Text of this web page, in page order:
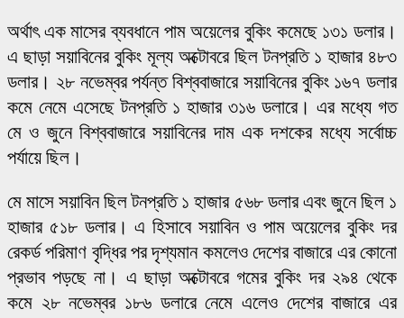
অর্থাৎ এক মাসের ব্যবধানে পাম অয়েলের বুকিং কমেছে ১৩১ ডলার।
এ ছাড়া সয়াবিনের বুকিং মূল্য অক্টোবরে ছিল টনপ্রতি ১ হাজার ৪৮৩
ডলার। ২৮ নভেম্বর পর্যন্ত বিশ্ববাজারে সয়াবিনের বুকিং ১৬৭ ডলার
কমে নেমে এসেছে টনপ্রতি ১ হাজার ৩১৬ ডলারে। এর মধ্যে গত
মে ও জুনে বিশ্ববাজারে সয়াবিনের দাম এক দশকের মধ্যে সর্বোচ্চ
পর্যায়ে ছিল।
মে মাসে সয়াবিন ছিল টনপ্রতি ১ হাজার ৫৬৮ ডলার এবং জুনে ছিল ১
হাজার ৫১৮ ডলার। এ হিসাবে সয়াবিন ও পাম অয়েলের বুকিং দর
রেকর্ড পরিমাণ বৃদ্ধির পর দৃশ্যমান কমলেও দেশের বাজারে এর কোনো
প্রভাব পড়ছে না। এ ছাড়া অক্টোবরে গমের বুকিং দর ২৯৪ থেকে
কমে ২৮ নভেম্বর ১৮৬ ডলারে নেমে এলেও দেশের বাজারে এর